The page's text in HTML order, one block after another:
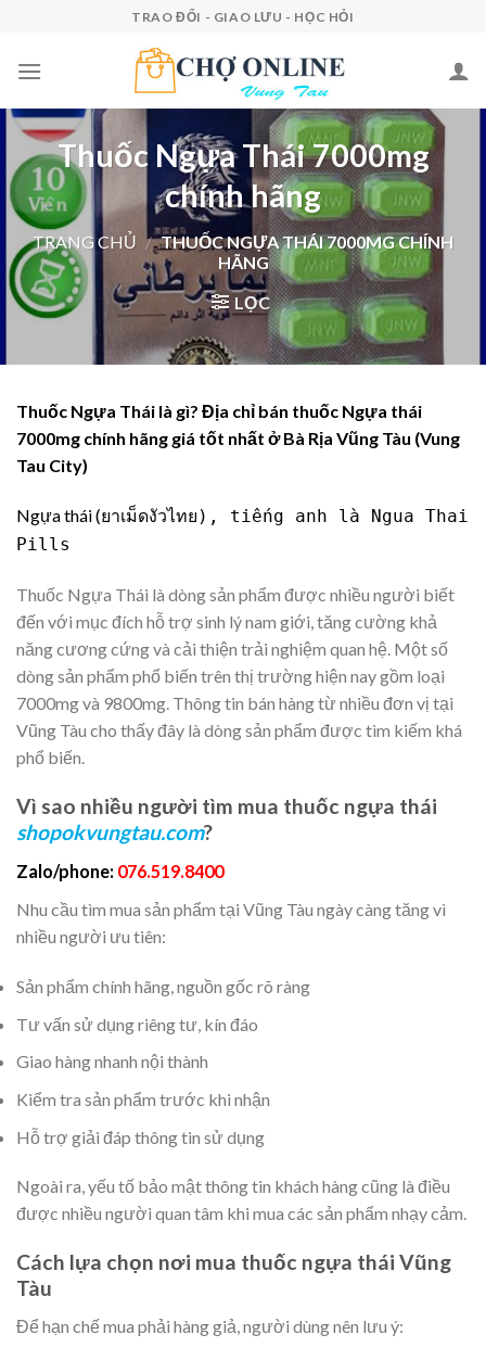
content
TRAO ĐỔI - GIAO LƯU - HỌC HỎI
Thuốc Ngựa Thái 7000mg
chính hãng
TRANG CHỦ / THUỐC NGỰA THÁI 7000MG CHÍNH
HÃNG
LỌC
Thuốc Ngựa Thái là gì? Địa chỉ bán thuốc Ngựa thái
7000mg chính hãng giá tốt nhất ở Bà Rịa Vũng Tàu (Vung
Tau City)
Ngựa thái (ยาเม็ดงัวไทย), tiếng anh là Ngua Thai
Pills
Thuốc Ngựa Thái là dòng sản phẩm được nhiều người biết
đến với mục đích hỗ trợ sinh lý nam giới, tăng cường khả
năng cương cứng và cải thiện trải nghiệm quan hệ. Một số
dòng sản phẩm phổ biến trên thị trường hiện nay gồm loại
7000mg và 9800mg. Thông tin bán hàng từ nhiều đơn vị tại
Vũng Tàu cho thấy đây là dòng sản phẩm được tìm kiếm khá
phổ biến.
Vì sao nhiều người tìm mua thuốc ngựa thái
shopokvungtau.com?
Zalo/phone: 076.519.8400
Nhu cầu tìm mua sản phẩm tại Vũng Tàu ngày càng tăng vì
nhiều người ưu tiên:
Sản phẩm chính hãng, nguồn gốc rõ ràng
Tư vấn sử dụng riêng tư, kín đáo
Giao hàng nhanh nội thành
Kiểm tra sản phẩm trước khi nhận
Hỗ trợ giải đáp thông tin sử dụng
Ngoài ra, yếu tố bảo mật thông tin khách hàng cũng là điều
được nhiều người quan tâm khi mua các sản phẩm nhạy cảm.
Cách lựa chọn nơi mua thuốc ngựa thái Vũng
Tàu
Để hạn chế mua phải hàng giả, người dùng nên lưu ý: